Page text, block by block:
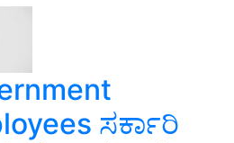
ಸರ್ಕಾರಿ